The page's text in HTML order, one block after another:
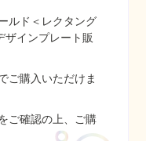
ルド＜レクタング
ザインプレート販
ご購入いただけま
ご確認の上、ご購